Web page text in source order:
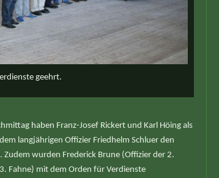
geehrt.
haben Franz-Josef Rickert und Karl Höing als
langjährigen Offizier Friedhelm Schluer den
wurden Frederick Brune (Offizier der 2.
Fahne) mit dem Orden für Verdienste